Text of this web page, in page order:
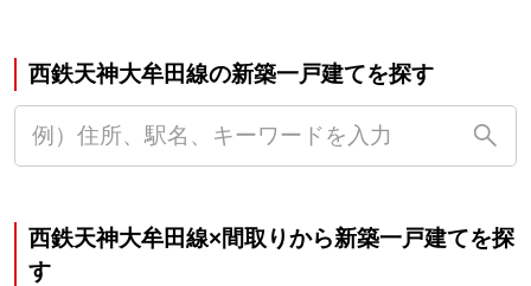
西鉄天神大牟田線の新築一戸建てを探す
西鉄天神大牟田線×間取りから新築一戸建てを探
す